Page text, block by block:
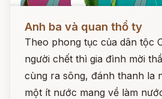
Anh ba và quan thổ ty
Theo phong tục của dân tộc
người chết thì gia đình mời
cùng ra sông, đánh thanh la
một ít nước mang về làm